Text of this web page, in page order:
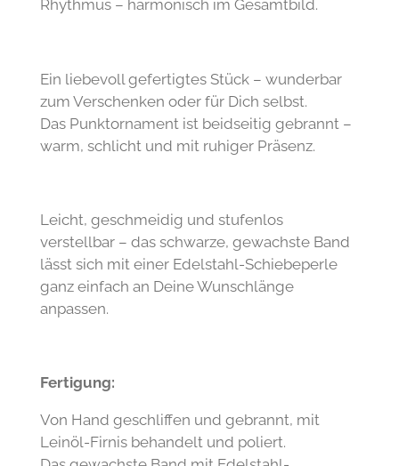
Rhythmus – harmonisch im Gesamtbild.
Ein liebevoll gefertigtes Stück – wunderbar
zum Verschenken oder für Dich selbst.
Das Punktornament ist beidseitig gebrannt –
warm, schlicht und mit ruhiger Präsenz.
Leicht, geschmeidig und stufenlos
verstellbar – das schwarze, gewachste Band
lässt sich mit einer Edelstahl-Schiebeperle
ganz einfach an Deine Wunschlänge
anpassen.
Fertigung:
Von Hand geschliffen und gebrannt, mit
Leinöl-Firnis behandelt und poliert.